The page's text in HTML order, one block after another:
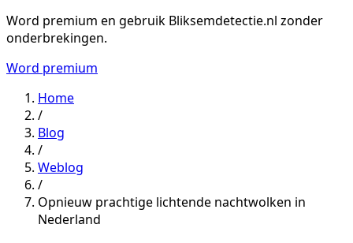
Word premium en gebruik Bliksemdetectie.nl zonder
onderbrekingen.
Word premium
Home
/
Blog
/
Weblog
/
Opnieuw prachtige lichtende nachtwolken in
Nederland